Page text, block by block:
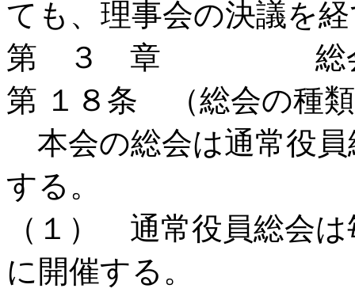
ても、理事会の決議を
第 ３ 章 総会お
第 １８条 （総会の種
本会の総会は通常役員
する。
（１） 通常役員総会
に開催する。